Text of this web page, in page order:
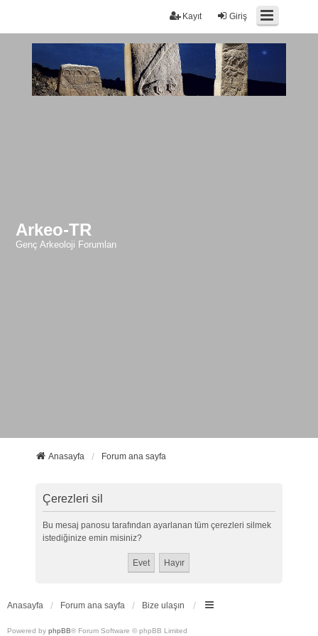
Giriş
Kayıt
Arkeo-TR
Genç Arkeoloji Forumları
Anasayfa Forum ana sayfa
Çerezleri sil
Bu mesaj panosu tarafından ayarlanan tüm çerezleri silmek
istediğinize emin misiniz?
Anasayfa Forum ana sayfa Bize ulaşın
Powered by phpBB® Forum Software © phpBB Limited